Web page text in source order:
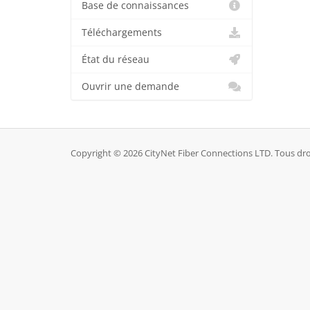
Base de connaissances
Téléchargements
État du réseau
Ouvrir une demande
Copyright © 2026 CityNet Fiber Connections LTD. Tous